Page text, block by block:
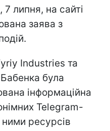
липня, на сайті
заява з
Industries та
Бабенка була
інформаційна
Telegram-
ними ресурсів